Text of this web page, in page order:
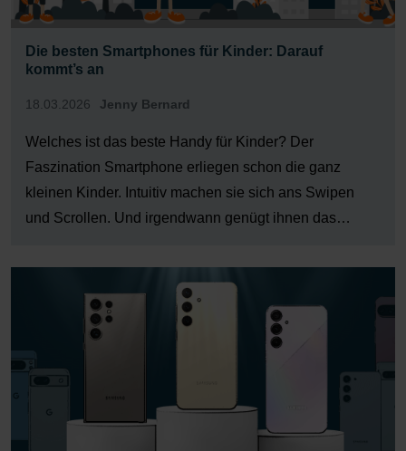
Die besten Smartphones für Kinder: Darauf
kommt’s an
18.03.2026 Jenny Bernard
Welches ist das beste Handy für Kinder? Der
Faszination Smartphone erliegen schon die ganz
kleinen Kinder. Intuitiv machen sie sich ans Swipen
und Scrollen. Und irgendwann genügt ihnen das
Entertainmentbox auf dem Wunschzettel ganz oben
landet, beschäftigt viele Eltern die Frage, welches
Einsteiger-Smartphone sich […]